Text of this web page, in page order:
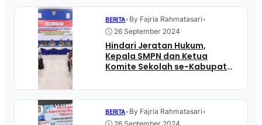
BERITA• By Fajria Rahmatasari•
26 September 2024
Hindari Jeratan Hukum,
Kepala SMPN dan Ketua
Komite Sekolah se-Kabupaten
Saber Pungli
BERITA• By Fajria Rahmatasari•